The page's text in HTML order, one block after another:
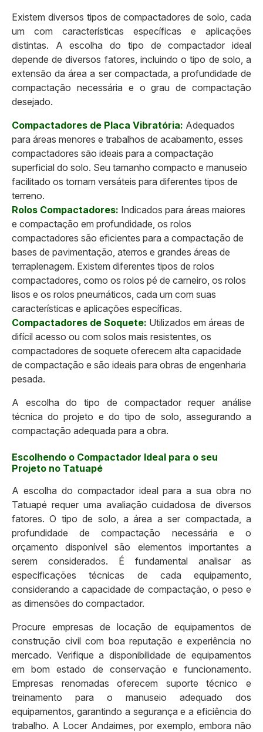
Existem diversos tipos de compactadores de solo, cada
um com características específicas e aplicações
distintas. A escolha do tipo de compactador ideal
depende de diversos fatores, incluindo o tipo de solo, a
extensão da área a ser compactada, a profundidade de
compactação necessária e o grau de compactação
desejado.
Compactadores de Placa Vibratória: Adequados
para áreas menores e trabalhos de acabamento, esses
compactadores são ideais para a compactação
superficial do solo. Seu tamanho compacto e manuseio
facilitado os tornam versáteis para diferentes tipos de
terreno.
Rolos Compactadores: Indicados para áreas maiores
e compactação em profundidade, os rolos
compactadores são eficientes para a compactação de
bases de pavimentação, aterros e grandes áreas de
terraplenagem. Existem diferentes tipos de rolos
compactadores, como os rolos pé de carneiro, os rolos
lisos e os rolos pneumáticos, cada um com suas
características e aplicações específicas.
Compactadores de Soquete: Utilizados em áreas de
difícil acesso ou com solos mais resistentes, os
compactadores de soquete oferecem alta capacidade
de compactação e são ideais para obras de engenharia
pesada.
A escolha do tipo de compactador requer análise
técnica do projeto e do tipo de solo, assegurando a
compactação adequada para a obra.
Escolhendo o Compactador Ideal para o seu
Projeto no Tatuapé
A escolha do compactador ideal para a sua obra no
Tatuapé requer uma avaliação cuidadosa de diversos
fatores. O tipo de solo, a área a ser compactada, a
profundidade de compactação necessária e o
orçamento disponível são elementos importantes a
serem considerados. É fundamental analisar as
especificações técnicas de cada equipamento,
considerando a capacidade de compactação, o peso e
as dimensões do compactador.
Procure empresas de locação de equipamentos de
construção civil com boa reputação e experiência no
mercado. Verifique a disponibilidade de equipamentos
em bom estado de conservação e funcionamento.
Empresas renomadas oferecem suporte técnico e
treinamento para o manuseio adequado dos
equipamentos, garantindo a segurança e a eficiência do
trabalho. A Locer Andaimes, por exemplo, embora não